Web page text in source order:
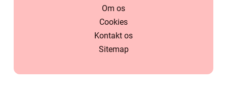
Om os
Cookies
Kontakt os
Sitemap